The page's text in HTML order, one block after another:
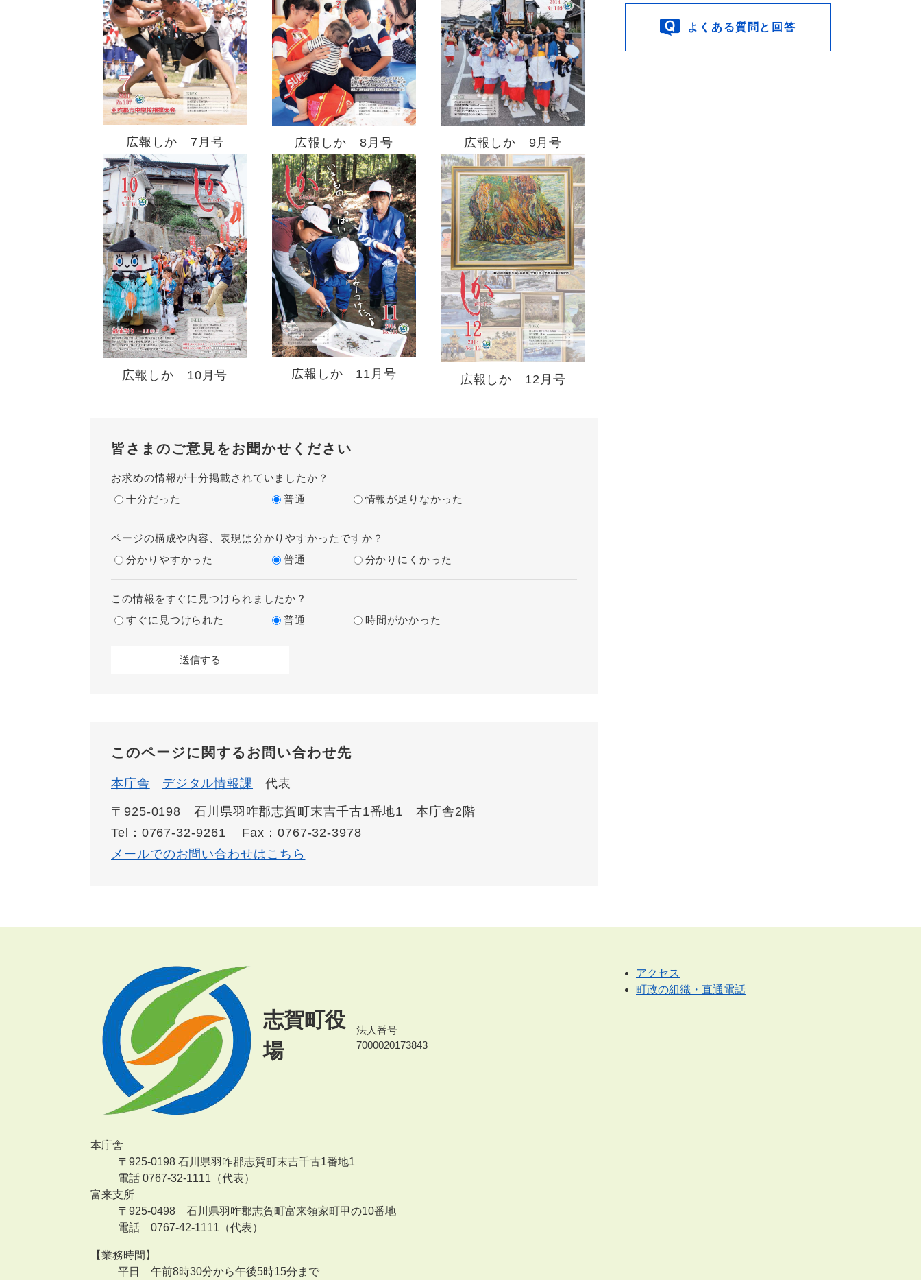
広報しか 7月号 広報しか 8月号 広報しか 9月号
広報しか 10月号 広報しか 11月号 広報しか 12月号
皆さまのご意見をお聞かせください
お求めの情報が十分掲載されていましたか？
十分だった
普通 情報が足りなかった
ページの構成や内容、表現は分かりやすかったですか？
分かりやすかった
普通 分かりにくかった
この情報をすぐに見つけられましたか？
すぐに見つけられた
普通 時間がかかった
このページに関するお問い合わせ先
本庁舎 デジタル情報課 代表
〒925-0198 石川県羽咋郡志賀町末吉千古1番地1 本庁舎2階
Tel：0767-32-9261
Fax：0767-32-3978
メールでのお問い合わせはこちら
よくある質問と回答
志賀町役
場
法人番号
7000020173843
本庁舎
〒925-0198 石川県羽咋郡志賀町末吉千古1番地1
電話 0767-32-1111（代表）
富来支所
〒925-0498 石川県羽咋郡志賀町富来領家町甲の10番地
電話 0767-42-1111（代表）
【業務時間】
平日 午前8時30分から午後5時15分まで
アクセス
町政の組織・直通電話